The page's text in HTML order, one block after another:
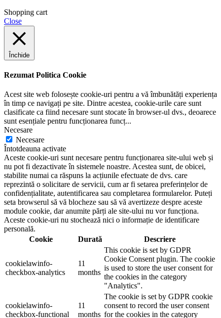
Shopping cart
Close
Închide
Rezumat Politica Cookie
Acest site web folosește cookie-uri pentru a vă îmbunătăți experiența
în timp ce navigați pe site. Dintre acestea, cookie-urile care sunt
clasificate ca fiind necesare sunt stocate în browser-ul dvs., deoarece
sunt esențiale pentru funcționarea funcț...
Necesare
Necesare
Întotdeauna activate
Aceste cookie-uri sunt necesare pentru funcționarea site-ului web și
nu pot fi dezactivate în sistemele noastre. Acestea sunt, de obicei,
stabilite numai ca răspuns la acțiunile efectuate de dvs. care
reprezintă o solicitare de servicii, cum ar fi setarea preferințelor de
confidențialitate, autentificarea sau completarea formularelor. Puteți
seta browserul să vă blocheze sau să vă avertizeze despre aceste
module cookie, dar anumite părți ale site-ului nu vor funcționa.
Aceste cookie-uri nu stochează nici o informație de identificare
personală.
Cookie
Durată Descriere
cookielawinfo-
checkbox-analytics
11
months
This cookie is set by GDPR
Cookie Consent plugin. The cookie
is used to store the user consent for
the cookies in the category
"Analytics".
cookielawinfo-
checkbox-functional
11
months
The cookie is set by GDPR cookie
consent to record the user consent
for the cookies in the category